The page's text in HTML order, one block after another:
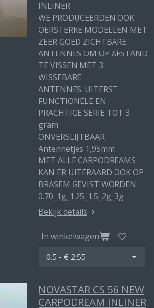
INLINER
WE PRODUCEERDEN OOK
OERSTERKE MODELLEN MET
ZEER GOED ZICHTBARE
ANTENNES OM OP AFSTAND
TE VISSEN MET 3
WISSEBARE
ANTENNES. UITERST
FUNCTIONELE EN
PRACHTIGE SERIE TOT 3
gram
ONVERSLIJTBAAR
Antennetjes 1,95mm.
MET ALLE CARPODREAMS
KAN ER UITERAARD OOK OP
BRASEM GEVIST WORDEN
0.70_1g_1.25_1.5_2g_3g
Bekijk details
In winkelwagen
NOVASTAR CS 56 NEW
CARPODREAM INLINER